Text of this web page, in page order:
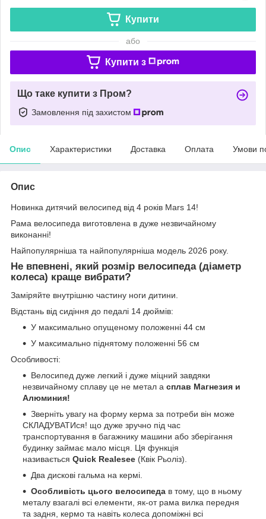
Купити
або
Купити з
Що таке купити з Пром?
Замовлення під захистом
Опис Характеристики Доставка Оплата Умови
Опис
Новинка дитячий велосипед від 4 років Mars 14!
Рама велосипеда виготовлена в дуже незвичайному
виконанні!
Найпопулярніша та найпопулярніша модель 2026 року.
Не впевнені, який розмір велосипеда (діаметр
колеса) краще вибрати?
Заміряйте внутрішню частину ноги дитини.
Відстань від сидіння до педалі 14 дюймів:
У максимально опущеному положенні 44 см
У максимально піднятому положенні 56 см
Особливості:
Велосипед дуже легкий і дуже міцний завдяки
незвичайному сплаву це не метал а сплав Магнезия и
Алюминия!
Зверніть увагу на форму керма за потреби він може
СКЛАДУВАТИся! що дуже зручно під час
транспортування в багажнику машини або зберігання
будинку займає мало місця. Ця функція
називається Quick Realesee (Квік Рьоліз).
Два дискові гальма на кермі.
Особливість цього велосипеда в тому, що в ньому
металу взагалі всі елементи, як-от рама вилка передня
та задня, кермо та навіть колеса допоміжні всі